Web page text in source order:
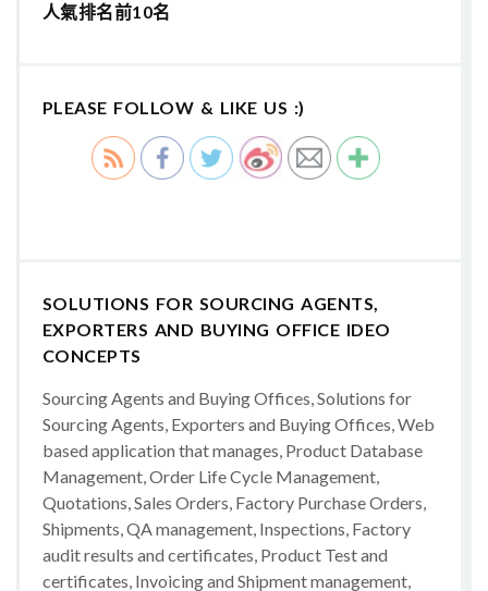
人氣排名前10名
PLEASE FOLLOW & LIKE US :)
SOLUTIONS FOR SOURCING AGENTS,
EXPORTERS AND BUYING OFFICE IDEO
CONCEPTS
Sourcing Agents and Buying Offices, Solutions for
Sourcing Agents, Exporters and Buying Offices, Web
based application that manages, Product Database
Management, Order Life Cycle Management,
Quotations, Sales Orders, Factory Purchase Orders,
Shipments, QA management, Inspections, Factory
audit results and certificates, Product Test and
certificates, Invoicing and Shipment management,